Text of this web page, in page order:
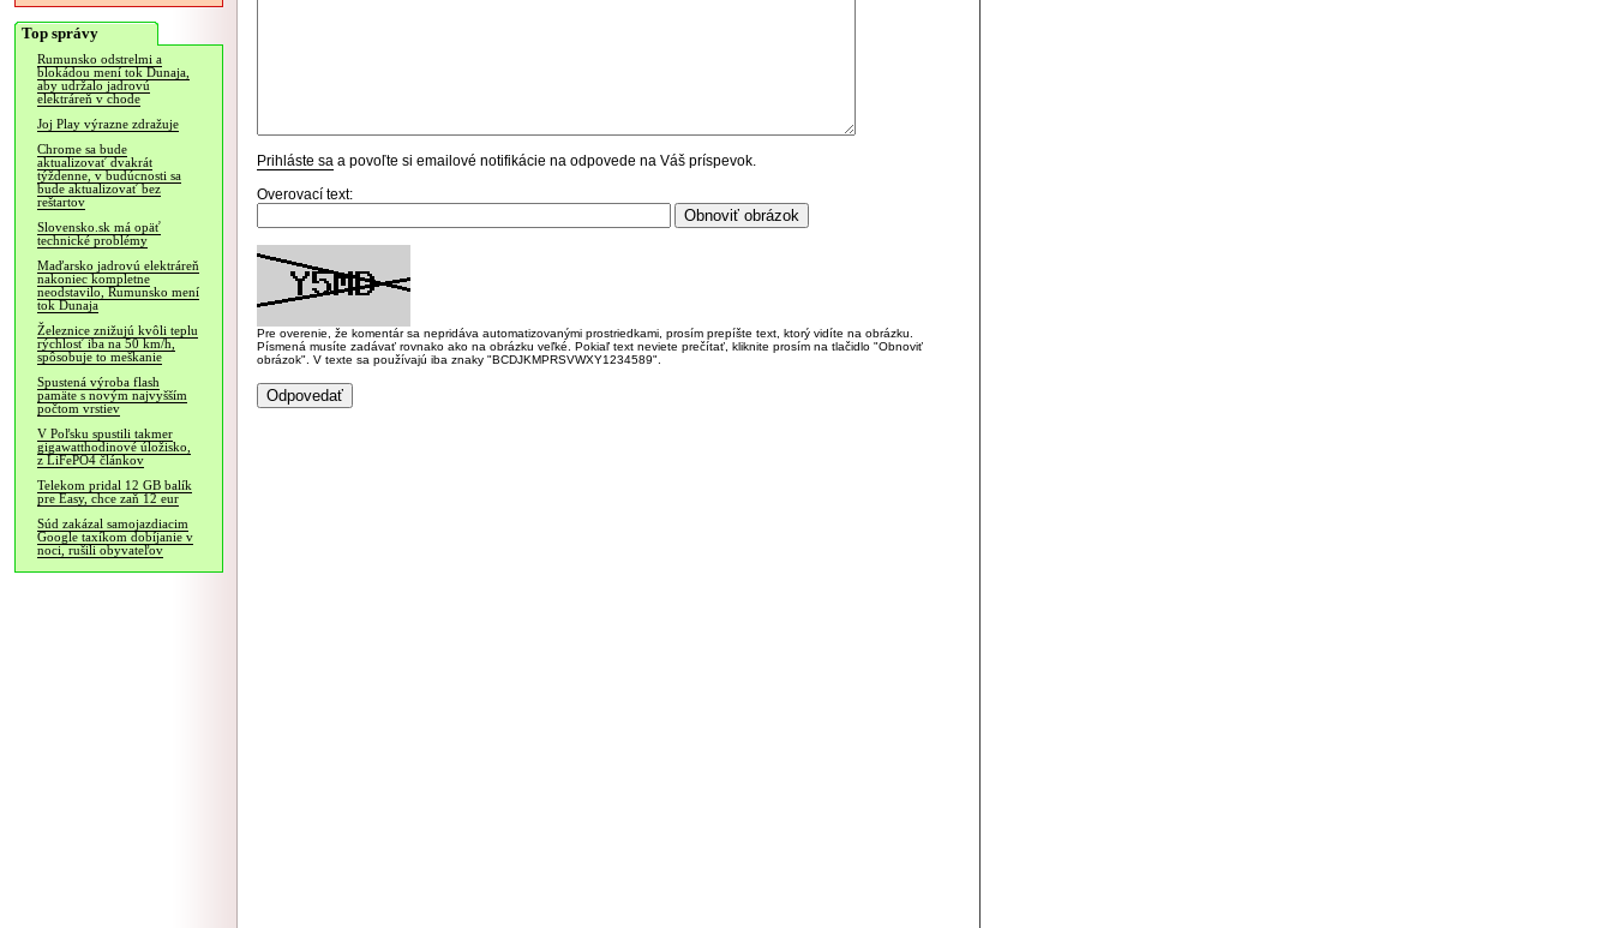
Top správy
Rumunsko odstrelmi a
blokádou mení tok Dunaja,
aby udržalo jadrovú
elektráreň v chode
Joj Play výrazne zdražuje
Chrome sa bude
aktualizovať dvakrát
týždenne, v budúcnosti sa
bude aktualizovať bez
reštartov
Slovensko.sk má opäť
technické problémy
Maďarsko jadrovú elektráreň
nakoniec kompletne
neodstavilo, Rumunsko mení
tok Dunaja
Železnice znižujú kvôli teplu
rýchlosť iba na 50 km/h,
spôsobuje to meškanie
Spustená výroba flash
pamäte s novým najvyšším
počtom vrstiev
V Poľsku spustili takmer
gigawatthodinové úložisko,
z LiFePO4 článkov
Telekom pridal 12 GB balík
pre Easy, chce zaň 12 eur
Súd zakázal samojazdiacim
Google taxíkom dobíjanie v
noci, rušili obyvateľov
Prihláste sa a povoľte si emailové notifikácie na odpovede na Váš príspevok.
Overovací text:
Pre overenie, že komentár sa nepridáva automatizovanými prostriedkami, prosím prepíšte text, ktorý vidíte na obrázku.
Písmená musíte zadávať rovnako ako na obrázku veľké. Pokiaľ text neviete prečítať, kliknite prosím na tlačidlo "Obnoviť
obrázok". V texte sa používajú iba znaky "BCDJKMPRSVWXY1234589".